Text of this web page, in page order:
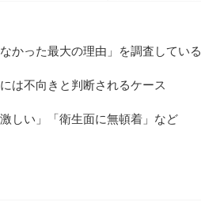
かった最大の理由」を調査している
は不向きと判断されるケース
しい」「衛生面に無頓着」など